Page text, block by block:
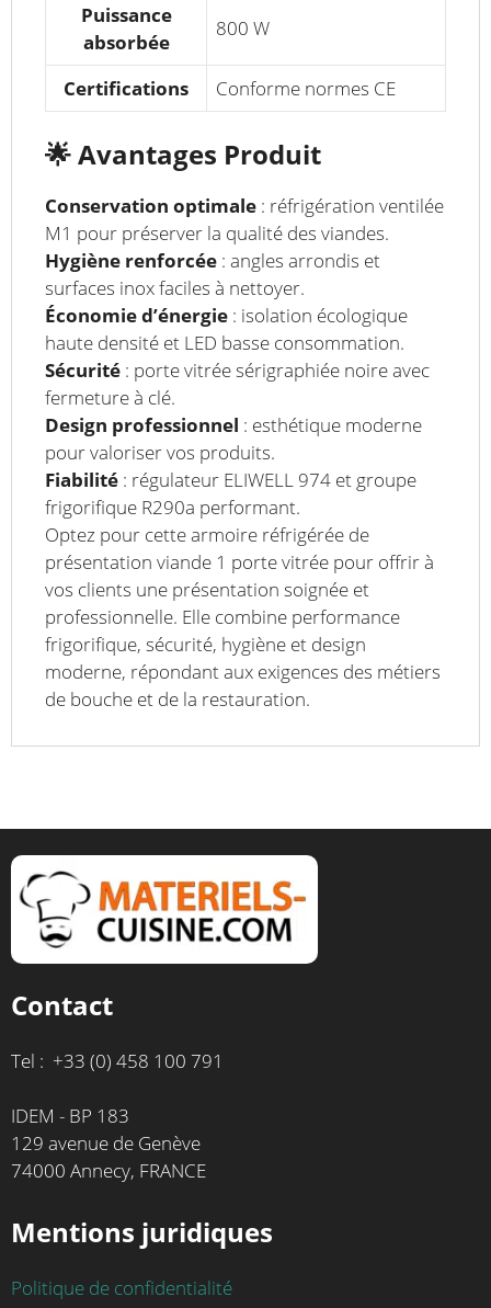
Puissance
absorbée
800 W
Certifications Conforme normes CE
🌟Avantages Produit
Conservation optimale : réfrigération ventilée
M1 pour préserver la qualité des viandes.
Hygiène renforcée : angles arrondis et
surfaces inox faciles à nettoyer.
Économie d’énergie : isolation écologique
haute densité et LED basse consommation.
Sécurité : porte vitrée sérigraphiée noire avec
fermeture à clé.
Design professionnel : esthétique moderne
pour valoriser vos produits.
Fiabilité : régulateur ELIWELL 974 et groupe
frigorifique R290a performant.
Optez pour cette armoire réfrigérée de
présentation viande 1 porte vitrée pour offrir à
vos clients une présentation soignée et
professionnelle. Elle combine performance
frigorifique, sécurité, hygiène et design
moderne, répondant aux exigences des métiers
de bouche et de la restauration.
Contact
Tel : +33 (0) 458 100 791
IDEM - BP 183
129 avenue de Genève
74000 Annecy, FRANCE
Mentions juridiques
Politique de confidentialité